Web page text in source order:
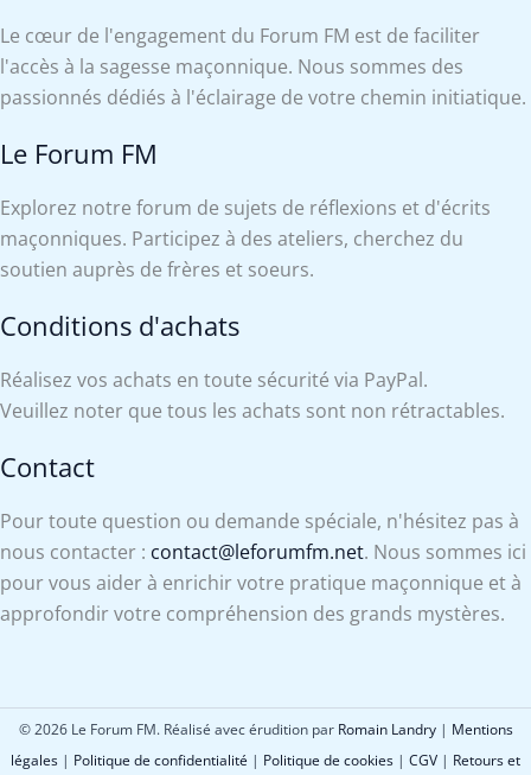
Le cœur de l'engagement du Forum FM est de faciliter
l'accès à la sagesse maçonnique. Nous sommes des
passionnés dédiés à l'éclairage de votre chemin initiatique.
Le Forum FM
Explorez notre forum de sujets de réflexions et d'écrits
maçonniques. Participez à des ateliers, cherchez du
soutien auprès de frères et soeurs.
Conditions d'achats
Réalisez vos achats en toute sécurité via PayPal.
Veuillez noter que tous les achats sont non rétractables.
Contact
Pour toute question ou demande spéciale, n'hésitez pas à
nous contacter : contact@leforumfm.net. Nous sommes ici
pour vous aider à enrichir votre pratique maçonnique et à
approfondir votre compréhension des grands mystères.
© 2026 Le Forum FM. Réalisé avec érudition par Romain Landry| Mentions
légales | Politique de confidentialité | Politique de cookies | CGV | Retours et